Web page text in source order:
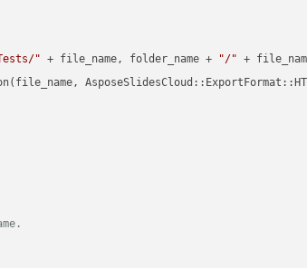
" + file_name, folder_name + "/" +